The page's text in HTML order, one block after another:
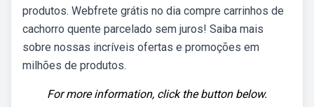
produtos. Webfrete grátis no dia compre carrinhos de
cachorro quente parcelado sem juros! Saiba mais
sobre nossas incríveis ofertas e promoções em
milhões de produtos.
For more information, click the button below.